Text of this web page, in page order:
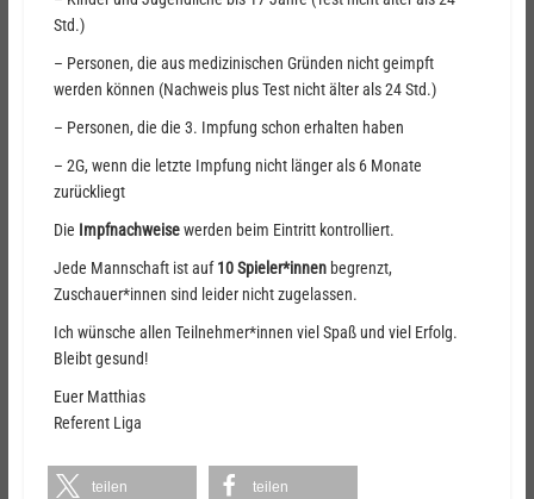
Std.)
– Personen, die aus medizinischen Gründen nicht geimpft
werden können (Nachweis plus Test nicht älter als 24 Std.)
– Personen, die die 3. Impfung schon erhalten haben
– 2G, wenn die letzte Impfung nicht länger als 6 Monate
zurückliegt
Die Impfnachweisewerden beim Eintritt kontrolliert.
Jede Mannschaft ist auf10 Spieler*innenbegrenzt,
Zuschauer*innen sind leider nicht zugelassen.
Ich wünsche allen Teilnehmer*innen viel Spaß und viel Erfolg.
Bleibt gesund!
Euer Matthias
Referent Liga
teilen teilen